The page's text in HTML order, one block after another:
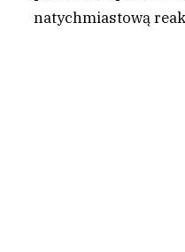
natychmiastową